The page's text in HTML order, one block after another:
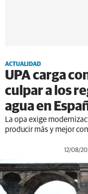
ACTUALIDAD
UPA carga
culpar a los
agua en
La opa exige
producir más y mejor
12/08/